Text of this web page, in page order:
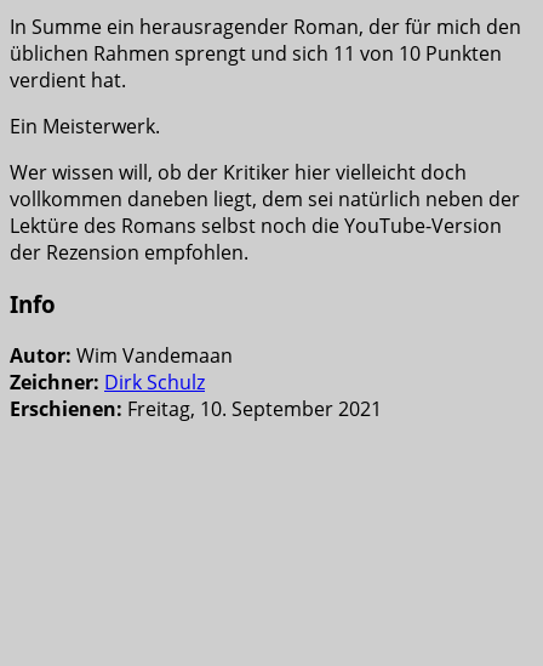
In Summe ein herausragender Roman, der für mich den
üblichen Rahmen sprengt und sich 11 von 10 Punkten
verdient hat.
Ein Meisterwerk.
Wer wissen will, ob der Kritiker hier vielleicht doch
vollkommen daneben liegt, dem sei natürlich neben der
Lektüre des Romans selbst noch die YouTube-Version
der Rezension empfohlen.
Info
Autor: Wim Vandemaan
Zeichner: Dirk Schulz
Erschienen: Freitag, 10. September 2021